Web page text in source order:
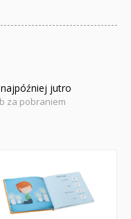
jutro
za pobraniem